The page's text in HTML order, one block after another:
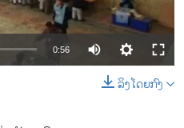
0:56
ລິງໂດຍກົງ